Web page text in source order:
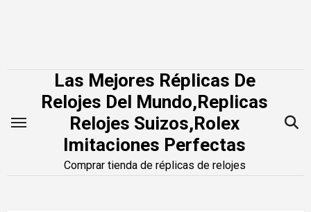
Las Mejores Réplicas De
Relojes Del Mundo,Replicas
Relojes Suizos,Rolex
Imitaciones Perfectas
Comprar tienda de réplicas de relojes